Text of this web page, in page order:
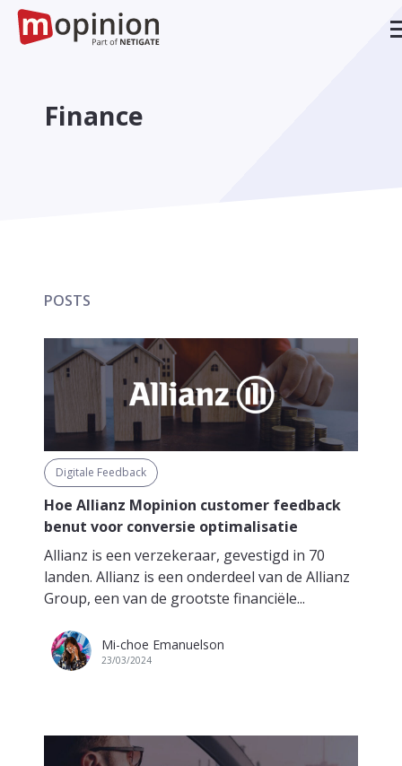
Finance
POSTS
Digitale Feedback
Hoe Allianz Mopinion customer feedback
benut voor conversie optimalisatie
Allianz is een verzekeraar, gevestigd in 70
landen. Allianz is een onderdeel van de Allianz
Group, een van de grootste financiële...
Mi-choe Emanuelson
23/03/2024